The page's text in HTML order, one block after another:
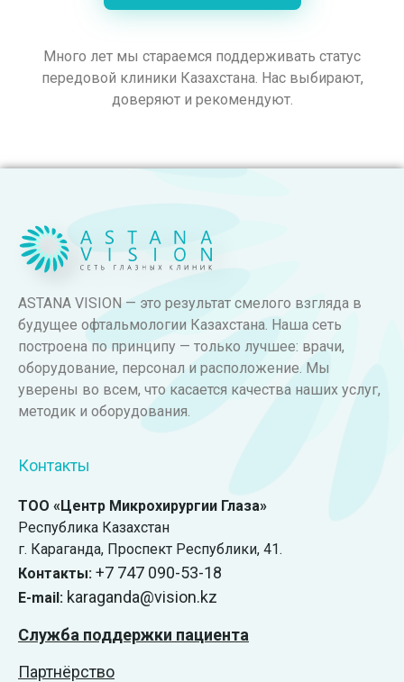
Много лет мы стараемся поддерживать статус
передовой клиники Казахстана. Нас выбирают,
доверяют и рекомендуют.
ASTANA VISION — это результат смелого взгляда в
будущее офтальмологии Казахстана. Наша сеть
построена по принципу — только лучшее: врачи,
оборудование, персонал и расположение. Мы
уверены во всем, что касается качества наших услуг,
методик и оборудования.
Контакты
ТОО «Центр Микрохирургии Глаза»
Республика Казахстан
г. Караганда, ​Проспект Республики, 41.
Контакты: +7 747 090-53-18
E-mail: karaganda@vision.kz
Служба поддержки пациента
Партнёрство